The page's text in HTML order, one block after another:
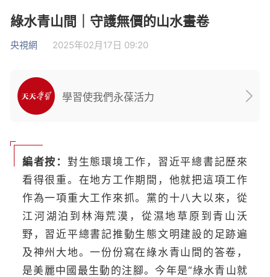
綠水青山間｜守護無價的山水畫卷
央視網 2025年02月17日 09:20
學習使我們永葆活力
編者按： 對生態環境工作，習近平總書記歷來
看得很重。在地方工作期間，他就把這項工作
作為一項重大工作來抓。黨的十八大以來，從
江河湖泊到林海荒漠，從濕地草原到青山沃
野，習近平總書記推動生態文明建設的足跡遍
及神州大地。一份份寫在綠水青山間的答卷，
是美麗中國最生動的注腳。今年是“綠水青山就